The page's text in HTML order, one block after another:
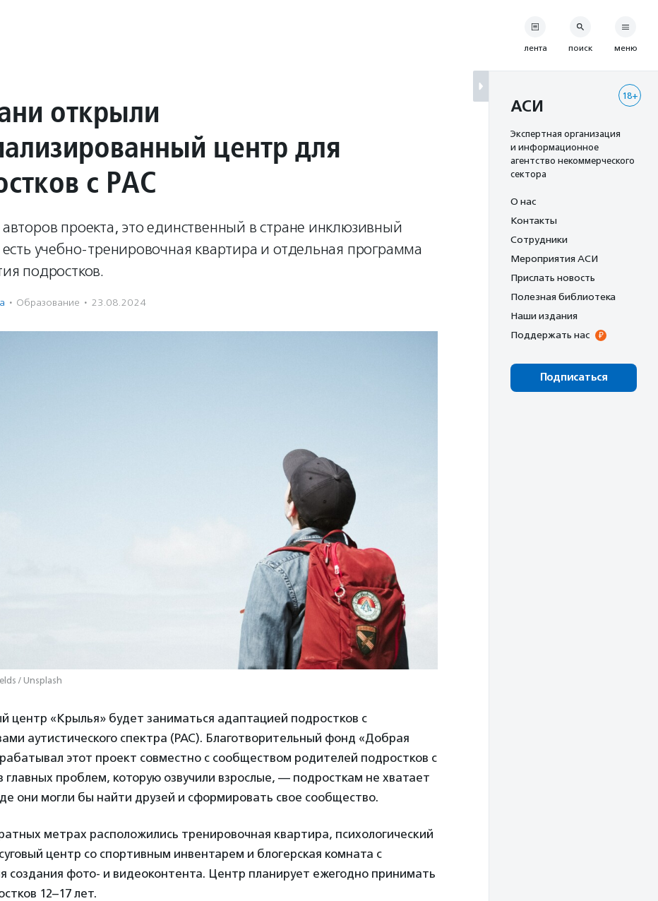
открыли
центр для
с РАС
проекта, это единственный в стране инклюзивный
учебно-тренировочная квартира и отдельная программа
подростков.
· Образование · 23.08.2024
/ Unsplash
центр «Крылья» будет заниматься адаптацией подростков с
аутистического спектра (РАС). Благотворительный фонд «Добрая
этот проект совместно с сообществом родителей подростков с
главных проблем, которую озвучили взрослые, — подросткам не хватает
они могли бы найти друзей и сформировать свое сообщество.
метрах расположились тренировочная квартира, психологический
центр со спортивным инвентарем и блогерская комната с
создания фото- и видеоконтента. Центр планирует ежегодно принимать
12–17 лет.
лента поиск меню
18+
АСИ
Экспертная организация
и информационное
агентство некоммерческого
сектора
О нас
Контакты
Сотрудники
Мероприятия АСИ
Прислать новость
Полезная библиотека
Наши издания
Поддержать нас
Подписаться